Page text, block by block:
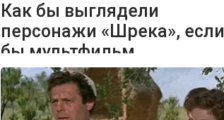
Как бы выглядели
персонажи «Шрека», если
бы мультфильм
превратился в мрачное
фэнтези